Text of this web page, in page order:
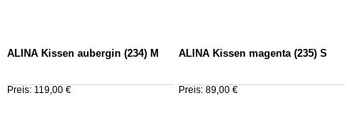
ALINA Kissen aubergin (234) M
Preis: 119,00 €
ALINA Kissen magenta (235) S
Preis: 89,00 €